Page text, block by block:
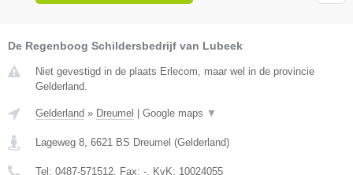
De Regenboog Schildersbedrijf van Lubeek
Niet gevestigd in de plaats Erlecom, maar wel in de provincie
Gelderland.
Gelderland » Dreumel Google maps ▼
Lageweg 8, 6621 BS Dreumel (Gelderland)
Tel: 0487-571512, Fax: -, KvK: 10024055